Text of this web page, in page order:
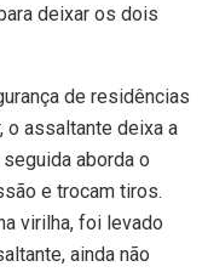
deixar os dois
de residências
o assaltante deixa a
aborda o
e trocam tiros.
virilha, foi levado
ainda não